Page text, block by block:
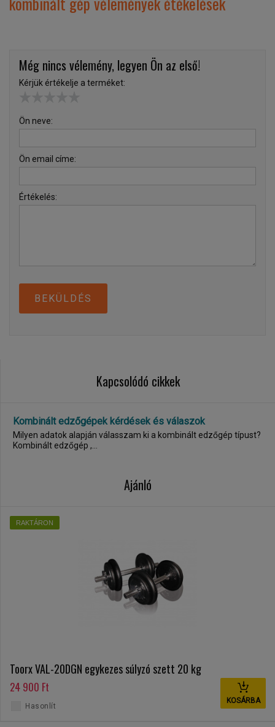
Még nincs vélemény, legyen Ön az első!
Kérjük értékelje a terméket:
Ön neve:
Ön email címe:
Értékelés:
BEKÜLDÉS
Kapcsolódó cikkek
Kombinált edzőgépek kérdések és válaszok
Milyen adatok alapján válasszam ki a kombinált edzőgép típust?
Kombinált edzőgép ,...
Ajánló
RAKTÁRON
Toorx VAL-20DGN egykezes súlyzó szett 20 kg
24 900 Ft
KOSÁRBA
Hasonlít